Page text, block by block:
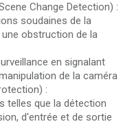
Change Detection) :
soudaines de la
obstruction de la
en signalant
de la caméra
:
telles que la détection
d'entrée et de sortie